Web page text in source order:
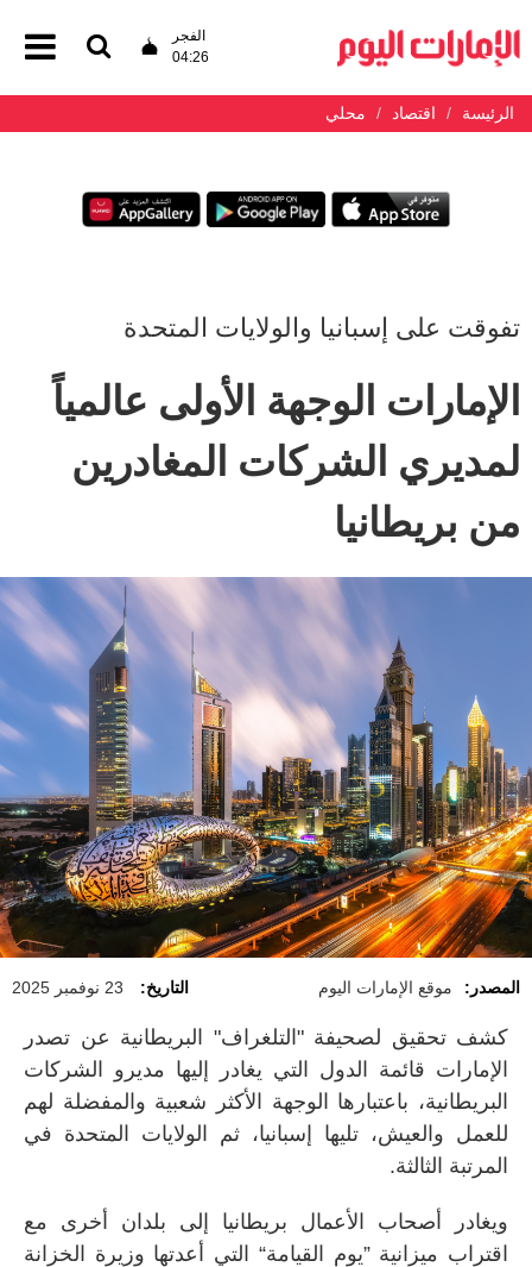
الفجر
04:26
الرئيسة اقتصاد محلي
تفوقت على إسبانيا والولايات المتحدة
الإمارات الوجهة الأولى عالمياً
لمديري الشركات المغادرين
من بريطانيا
المصدر: موقع الإمارات اليوم التاريخ: 23 نوفمبر 2025
كشف تحقيق لصحيفة "التلغراف" البريطانية عن تصدر
الإمارات قائمة الدول التي يغادر إليها مديرو الشركات
البريطانية، باعتبارها الوجهة الأكثر شعبية والمفضلة لهم
للعمل والعيش، تليها إسبانيا، ثم الولايات المتحدة في
المرتبة الثالثة.
ويغادر أصحاب الأعمال بريطانيا إلى بلدان أخرى مع
اقتراب ميزانية ”يوم القيامة“ التي أعدتها وزيرة الخزانة